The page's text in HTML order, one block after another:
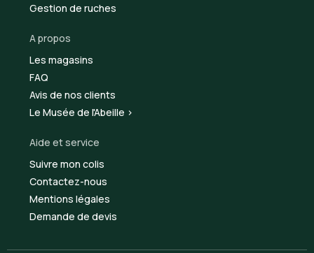
Gestion de ruches
A propos
Les magasins
FAQ
Avis de nos clients
Le Musée de l'Abeille >
Aide et service
Suivre mon colis
Contactez-nous
Mentions légales
Demande de devis